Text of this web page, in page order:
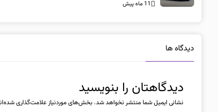
11 ماه پیش
دیدگاه ها
دیدگاهتان را بنویسید
نشانی ایمیل شما منتشر نخواهد شد. بخش‌های موردنیاز علامت‌گذاری